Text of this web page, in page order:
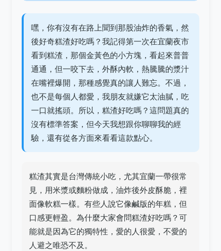
嘿，你有沒有在路上聞到那股油炸的香氣，然
後好奇糕渣好吃嗎？我記得第一次在宜蘭夜市
看到糕渣，那個金黃色的小方塊，看起來普普
通通，但一咬下去，外酥內軟，熱騰騰的漿汁
在嘴裡爆開，那種感覺真的讓人難忘。不過，
也不是每個人都愛，我朋友就嫌它太油膩，吃
一口就搖頭。所以，糕渣好吃嗎？這問題真的
沒有標準答案，但今天我想跟你聊聊我的經
驗，還有從各方面來看看這款點心。
糕渣其實是台灣傳統小吃，尤其宜蘭一帶很常
見，用米漿或麵粉做成，油炸後外皮酥脆，裡
面像軟糕一樣。有些人說它像鹹版的年糕，但
口感更輕盈。為什麼大家會問糕渣好吃嗎？可
能就是因為它的獨特性，愛的人很愛，不愛的
人避之唯恐不及。